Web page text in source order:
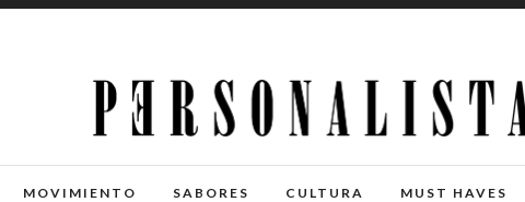
MOVIMIENTO SABORES CULTURA MUST HAVES